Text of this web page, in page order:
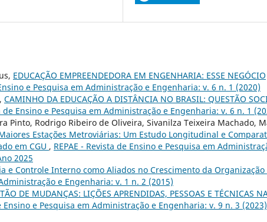
EDUCAÇÃO EMPREENDEDORA EM ENGENHARIA: ESSE NEGÓCIO
e Pesquisa em Administração e Engenharia: v. 6 n. 1 (2020)
CAMINHO DA EDUCAÇÃO A DISTÂNCIA NO BRASIL: QUESTÃO
de Ensino e Pesquisa em Administração e Engenharia: v. 6 n. 1
Pinto, Rodrigo Ribeiro de Oliveira, Sivanilza Teixeira Machado,
Estações Metroviárias: Um Estudo Longitudinal e
em CGU , REPAE - Revista de Ensino e Pesquisa em
2025
e Controle Interno como Aliados no Crescimento da Organização
e Engenharia: v. 1 n. 2 (2015)
DE MUDANÇAS: LIÇÕES APRENDIDAS, PESSOAS E TÉCNICAS
Ensino e Pesquisa em Administração e Engenharia: v. 9 n. 3